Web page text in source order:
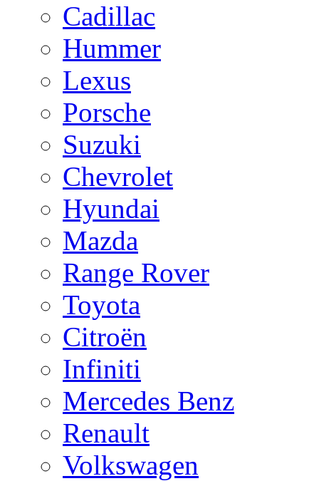
Cadillac
Hummer
Lexus
Porsche
Suzuki
Chevrolet
Hyundai
Mazda
Range Rover
Toyota
Citroën
Infiniti
Mercedes Benz
Renault
Volkswagen